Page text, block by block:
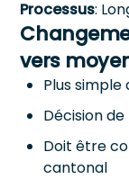
Processus:
vers
Plus simple
Décision
Doit être
cantonal